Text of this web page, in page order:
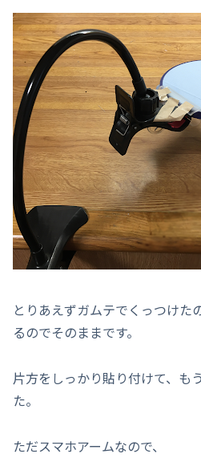
とりあえずガムテでくっつけた
るのでそのままです。
片方をしっかり貼り付けて、も
た。
ただスマホアームなので、